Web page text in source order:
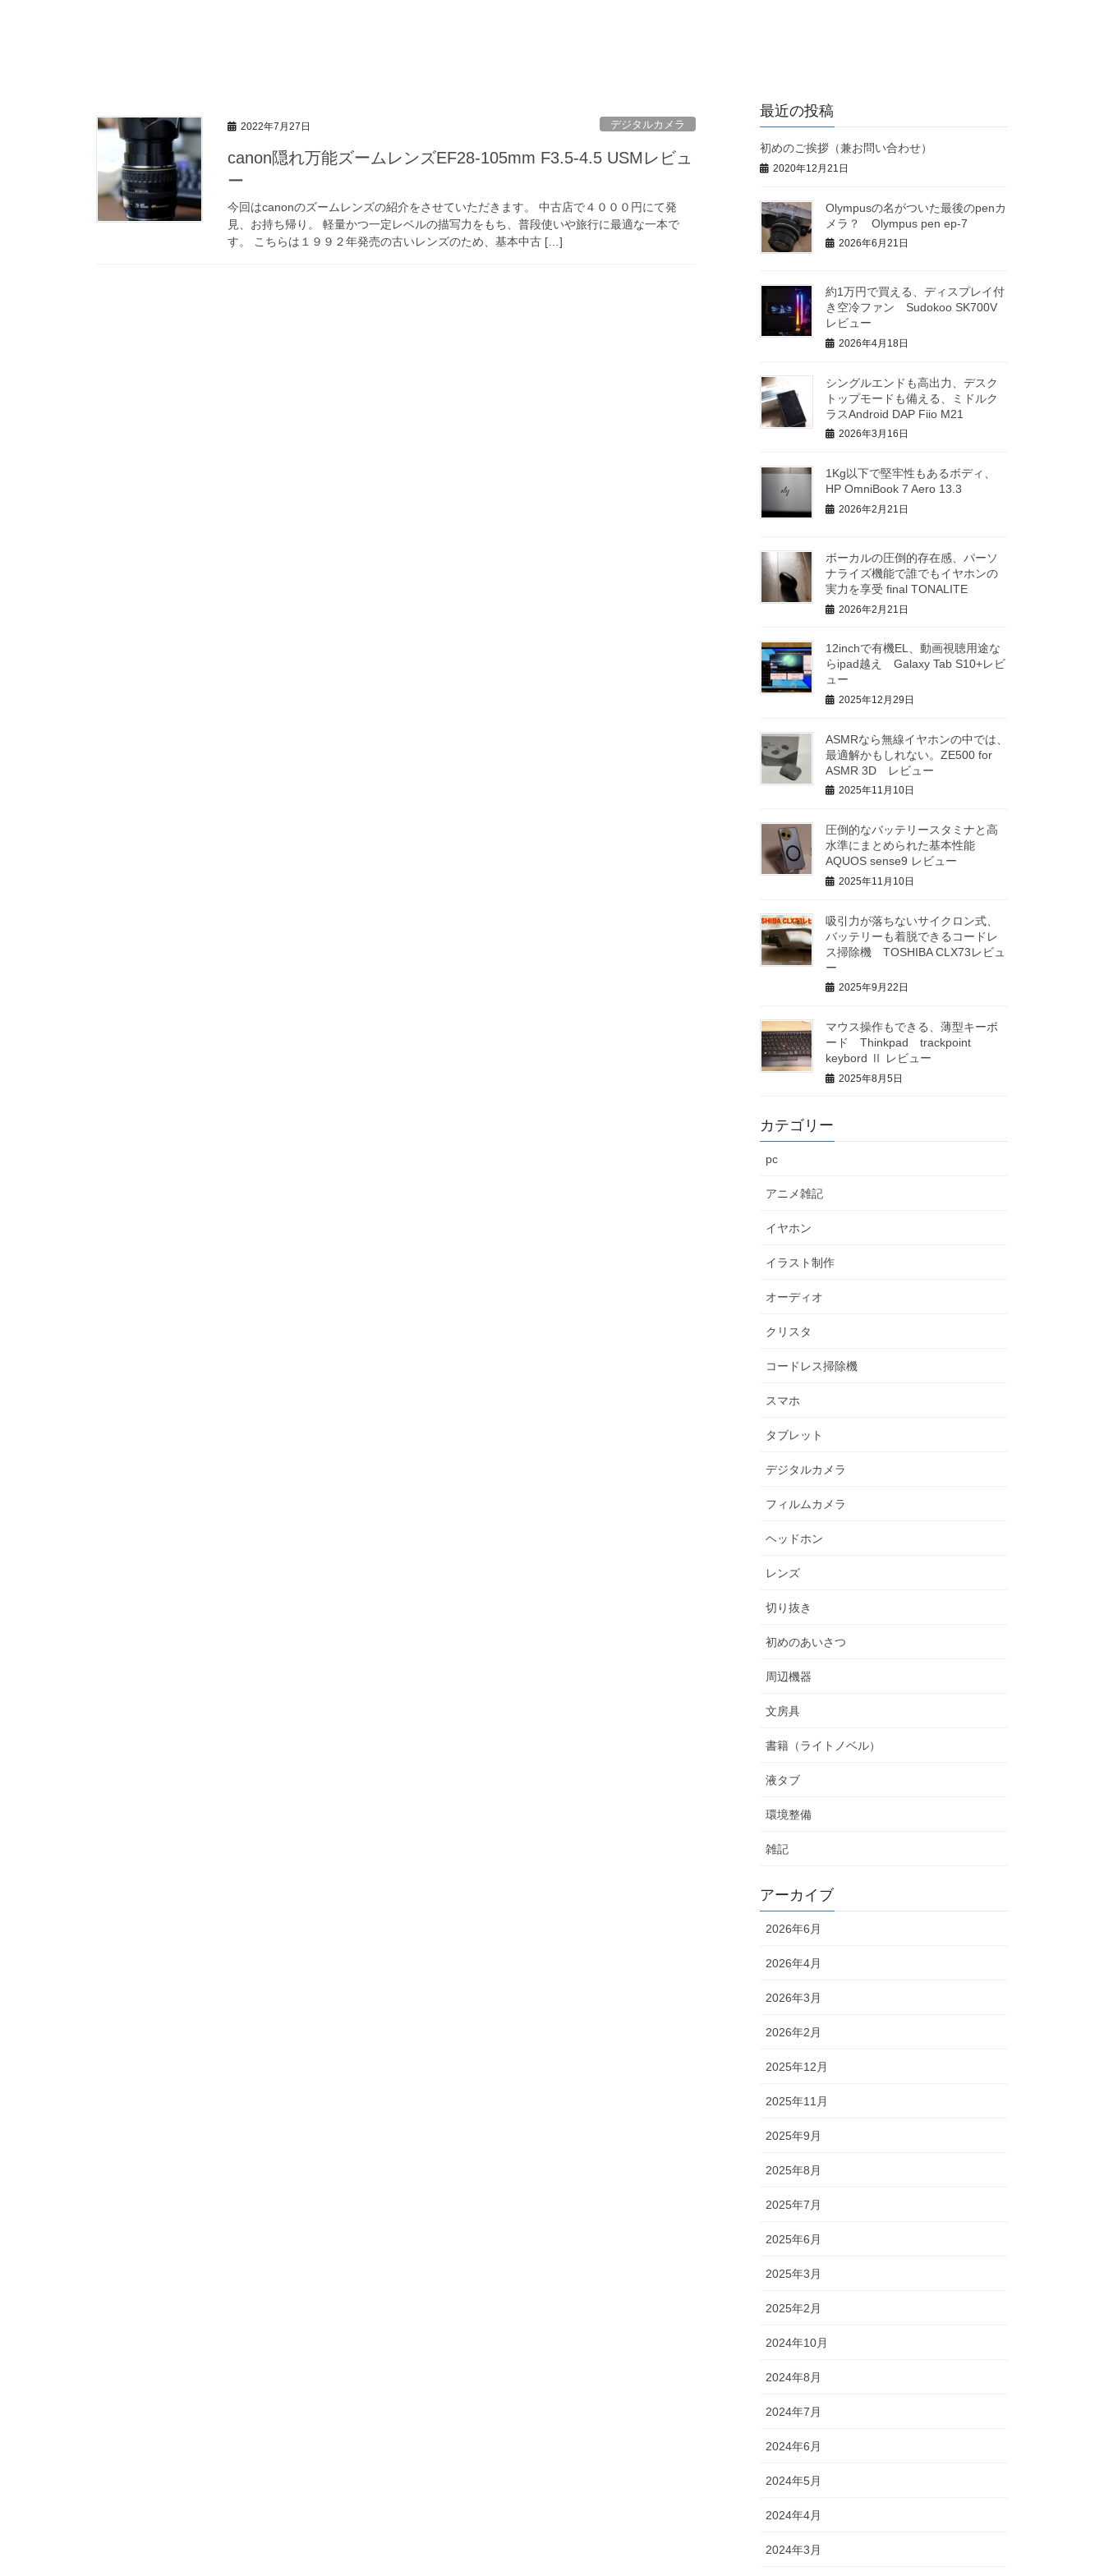
2022年7月27日 デジタルカメラ
canon隠れ万能ズームレンズEF28-105mm F3.5-4.5 USMレビュ
ー
今回はcanonのズームレンズの紹介をさせていただきます。 中古店で４０００円にて発
見、お持ち帰り。 軽量かつ一定レベルの描写力をもち、普段使いや旅行に最適な一本で
す。 こちらは１９９２年発売の古いレンズのため、基本中古 […]
最近の投稿
初めのご挨拶（兼お問い合わせ）
2020年12月21日
Olympusの名がついた最後のpenカ
メラ？ Olympus pen ep-7
2026年6月21日
約1万円で買える、ディスプレイ付
き空冷ファン Sudokoo SK700V
レビュー
2026年4月18日
シングルエンドも高出力、デスク
トップモードも備える、ミドルク
ラスAndroid DAP Fiio M21
2026年3月16日
1Kg以下で堅牢性もあるボディ、
HP OmniBook 7 Aero 13.3
2026年2月21日
ボーカルの圧倒的存在感、パーソ
ナライズ機能で誰でもイヤホンの
実力を享受 final TONALITE
2026年2月21日
12inchで有機EL、動画視聴用途な
らipad越え Galaxy Tab S10+レビ
ュー
2025年12月29日
ASMRなら無線イヤホンの中では、
最適解かもしれない。ZE500 for
ASMR 3D レビュー
2025年11月10日
圧倒的なバッテリースタミナと高
水準にまとめられた基本性能
AQUOS sense9 レビュー
2025年11月10日
吸引力が落ちないサイクロン式、
バッテリーも着脱できるコードレ
ス掃除機 TOSHIBA CLX73レビュ
ー
2025年9月22日
マウス操作もできる、薄型キーボ
ード Thinkpad trackpoint
keybord Ⅱ レビュー
2025年8月5日
カテゴリー
pc
アニメ雑記
イヤホン
イラスト制作
オーディオ
クリスタ
コードレス掃除機
スマホ
タブレット
デジタルカメラ
フィルムカメラ
ヘッドホン
レンズ
切り抜き
初めのあいさつ
周辺機器
文房具
書籍（ライトノベル）
液タブ
環境整備
雑記
アーカイブ
2026年6月
2026年4月
2026年3月
2026年2月
2025年12月
2025年11月
2025年9月
2025年8月
2025年7月
2025年6月
2025年3月
2025年2月
2024年10月
2024年8月
2024年7月
2024年6月
2024年5月
2024年4月
2024年3月